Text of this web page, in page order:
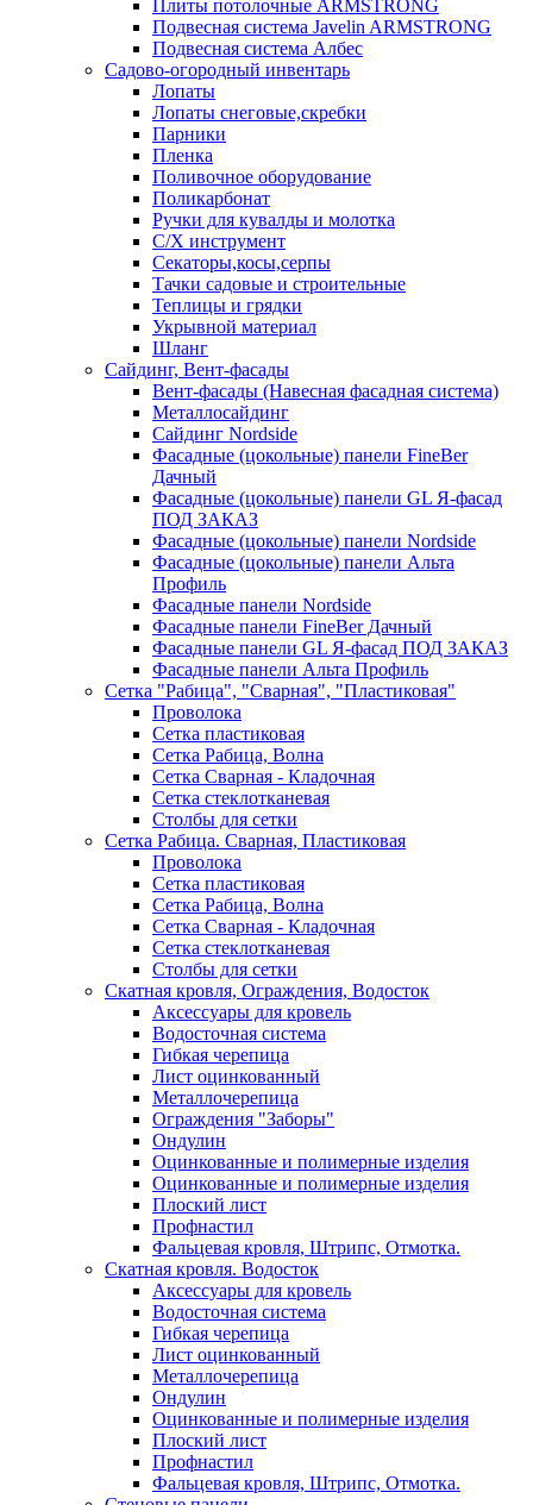
Плиты потолочные ARMSTRONG
Подвесная система Javelin ARMSTRONG
Подвесная система Албес
Садово-огородный инвентарь
Лопаты
Лопаты снеговые,скребки
Парники
Пленка
Поливочное оборудование
Поликарбонат
Ручки для кувалды и молотка
С/Х инструмент
Секаторы,косы,серпы
Тачки садовые и строительные
Теплицы и грядки
Укрывной материал
Шланг
Сайдинг, Вент-фасады
Вент-фасады (Навесная фасадная система)
Металлосайдинг
Сайдинг Nordside
Фасадные (цокольные) панели FineBer
Дачный
Фасадные (цокольные) панели GL Я-фасад
ПОД ЗАКАЗ
Фасадные (цокольные) панели Nordside
Фасадные (цокольные) панели Альта
Профиль
Фасадные панели Nordside
Фасадные панели FineBer Дачный
Фасадные панели GL Я-фасад ПОД ЗАКАЗ
Фасадные панели Альта Профиль
Сетка "Рабица", "Сварная", "Пластиковая"
Проволока
Сетка пластиковая
Сетка Рабица, Волна
Сетка Сварная - Кладочная
Сетка стеклотканевая
Столбы для сетки
Сетка Рабица. Сварная, Пластиковая
Проволока
Сетка пластиковая
Сетка Рабица, Волна
Сетка Сварная - Кладочная
Сетка стеклотканевая
Столбы для сетки
Скатная кровля, Ограждения, Водосток
Аксессуары для кровель
Водосточная система
Гибкая черепица
Лист оцинкованный
Металлочерепица
Ограждения "Заборы"
Ондулин
Оцинкованные и полимерные изделия
Оцинкованные и полимерные изделия
Плоский лист
Профнастил
Фальцевая кровля, Штрипс, Отмотка.
Скатная кровля. Водосток
Аксессуары для кровель
Водосточная система
Гибкая черепица
Лист оцинкованный
Металлочерепица
Ондулин
Оцинкованные и полимерные изделия
Плоский лист
Профнастил
Фальцевая кровля, Штрипс, Отмотка.